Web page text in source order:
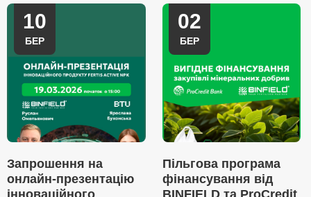
10
БЕР
Запрошення на
онлайн-презентацію
інноваційного
02
БЕР
Пільгова програма
фінансування від
BINFIELD та ProCredit